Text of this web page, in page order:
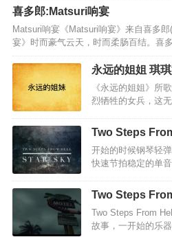
横跨三个八度，融
咽腔信手拈来，真
控制力将剧情的张
致！ 越听越飘渺，
握大地右手握着天
匆兑换成了年三千
剑眉间落下了一万
啊左手一弹指右手
喜多郎:Matsuri响宴
Matsuri响宴《Matsuri响宴》来自喜多
宴》时而豪气云天，时而柔肠百结。喜
了中国传统文化之中的一脉清奇、潇洒
在庄周的子非鱼，安知我不知鱼之乐”，
仰自得，游心太玄。”，陶渊明的采菊东
朝散发弄扁舟”，苏东坡的一蓑烟雨任平
首曲子，觉着它摄人心魄，气势磅礴，
回肠。恍惚间，仿佛孤独的剑客，衣袂
永远的姐姐 琪
《永远的姐姐》所
烈牺牲的女兵，这
唤，就让一向在人
响的英雄走进了亲情的范畴。 这
化、人性化的娓娓
歌颂对象同听众之
遥远的，而是亲近
实可感、似在眼前
一声姐姐虽然我们
我一点…
Two Steps
开始的时候钢琴轻
快速节拍稳定的单
听众的注意力吸引
袭来的鼓声、重音
了主旋律，给了听
鲜明的对比这种手
Two Steps
Two Steps From
故事，一开始的乐